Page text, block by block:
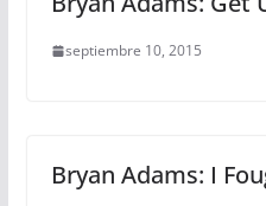
septiembre 10, 2015
Bryan Adams: I